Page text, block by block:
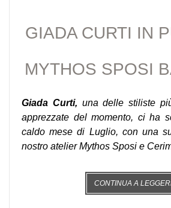
GIADA CURTI IN
MYTHOS SPOSI
Giada Curti, una delle stiliste
apprezzate del momento, ci ha
caldo mese di Luglio, con una
nostro atelierMythos Sposi e
CONTINUA A